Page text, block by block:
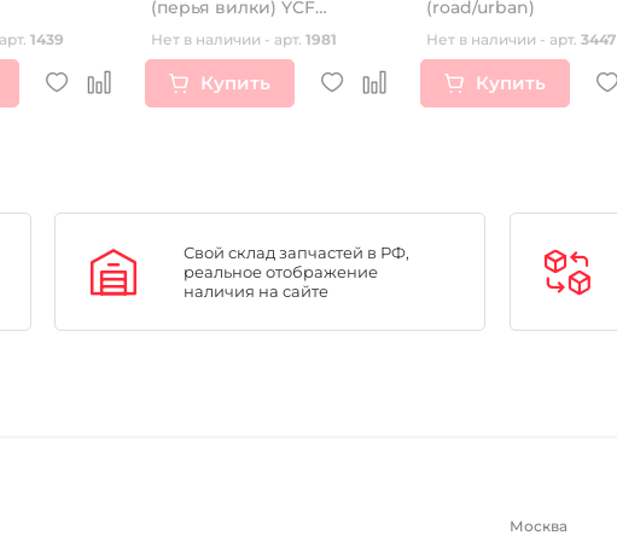
1439
(перья вилки) YCF
45/48мм 735мм без
регулировок
Нет в наличии - арт. 1981
Купить
(road/urban)
Нет в наличии - арт. 3447
Купить
Свой склад запчастей в РФ,
реальное отображение
наличия на сайте
Москва